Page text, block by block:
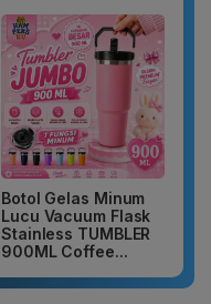
Botol Gelas Minum
Lucu Vacuum Flask
Stainless TUMBLER
900ML Coffee...